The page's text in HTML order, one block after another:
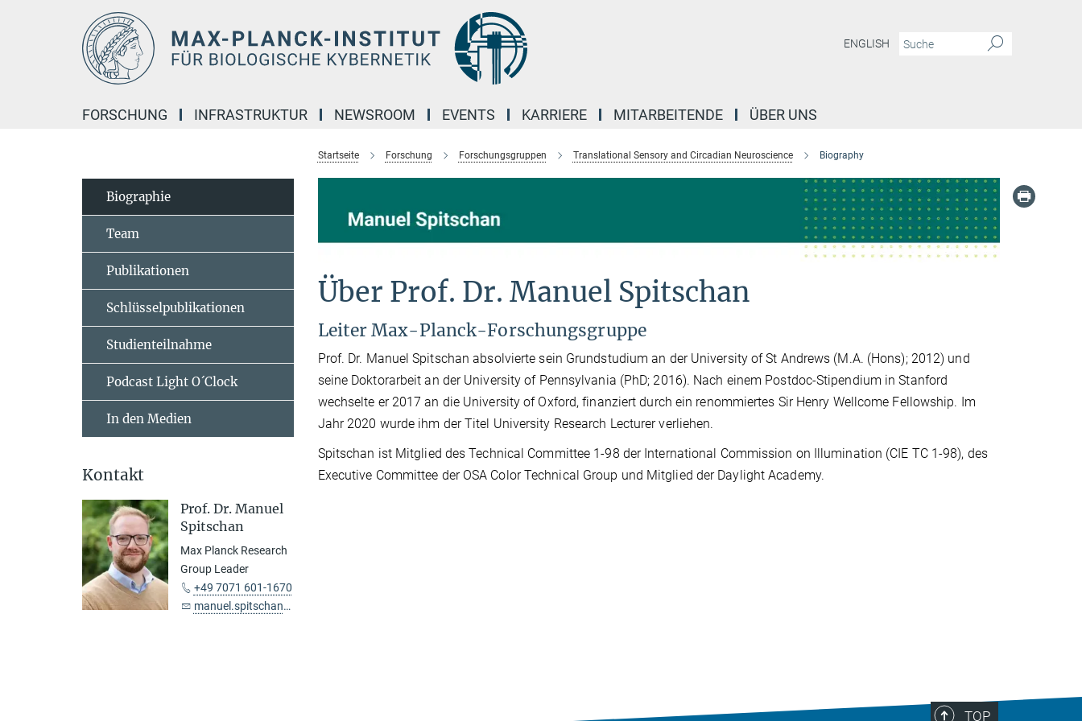
ENGLISH
FORSCHUNG INFRASTRUKTUR NEWSROOM EVENTS KARRIERE MITARBEITENDE ÜBER UNS
Startseite Forschung Forschungsgruppen Translational Sensory and Circadian Neuroscience Biography
Über Prof. Dr. Manuel Spitschan
Leiter Max-Planck-Forschungsgruppe
Prof. Dr. Manuel Spitschan absolvierte sein Grundstudium an der University of St Andrews (M.A. (Hons); 2012) und
seine Doktorarbeit an der University of Pennsylvania (PhD; 2016). Nach einem Postdoc-Stipendium in Stanford
wechselte er 2017 an die University of Oxford, finanziert durch ein renommiertes Sir Henry Wellcome Fellowship. Im
Jahr 2020 wurde ihm der Titel University Research Lecturer verliehen.
Spitschan ist Mitglied des Technical Committee 1-98 der International Commission on Illumination (CIE TC 1-98), des
Executive Committee der OSA Color Technical Group und Mitglied der Daylight Academy.
Biographie
Team
Publikationen
Schlüsselpublikationen
Studienteilnahme
Podcast Light O´Clock
In den Medien
Kontakt
Prof. Dr. Manuel
Spitschan
Max Planck Research
Group Leader
+49 7071 601-1670
manuel.spitschan@tuebingen.mpg.de
TOP